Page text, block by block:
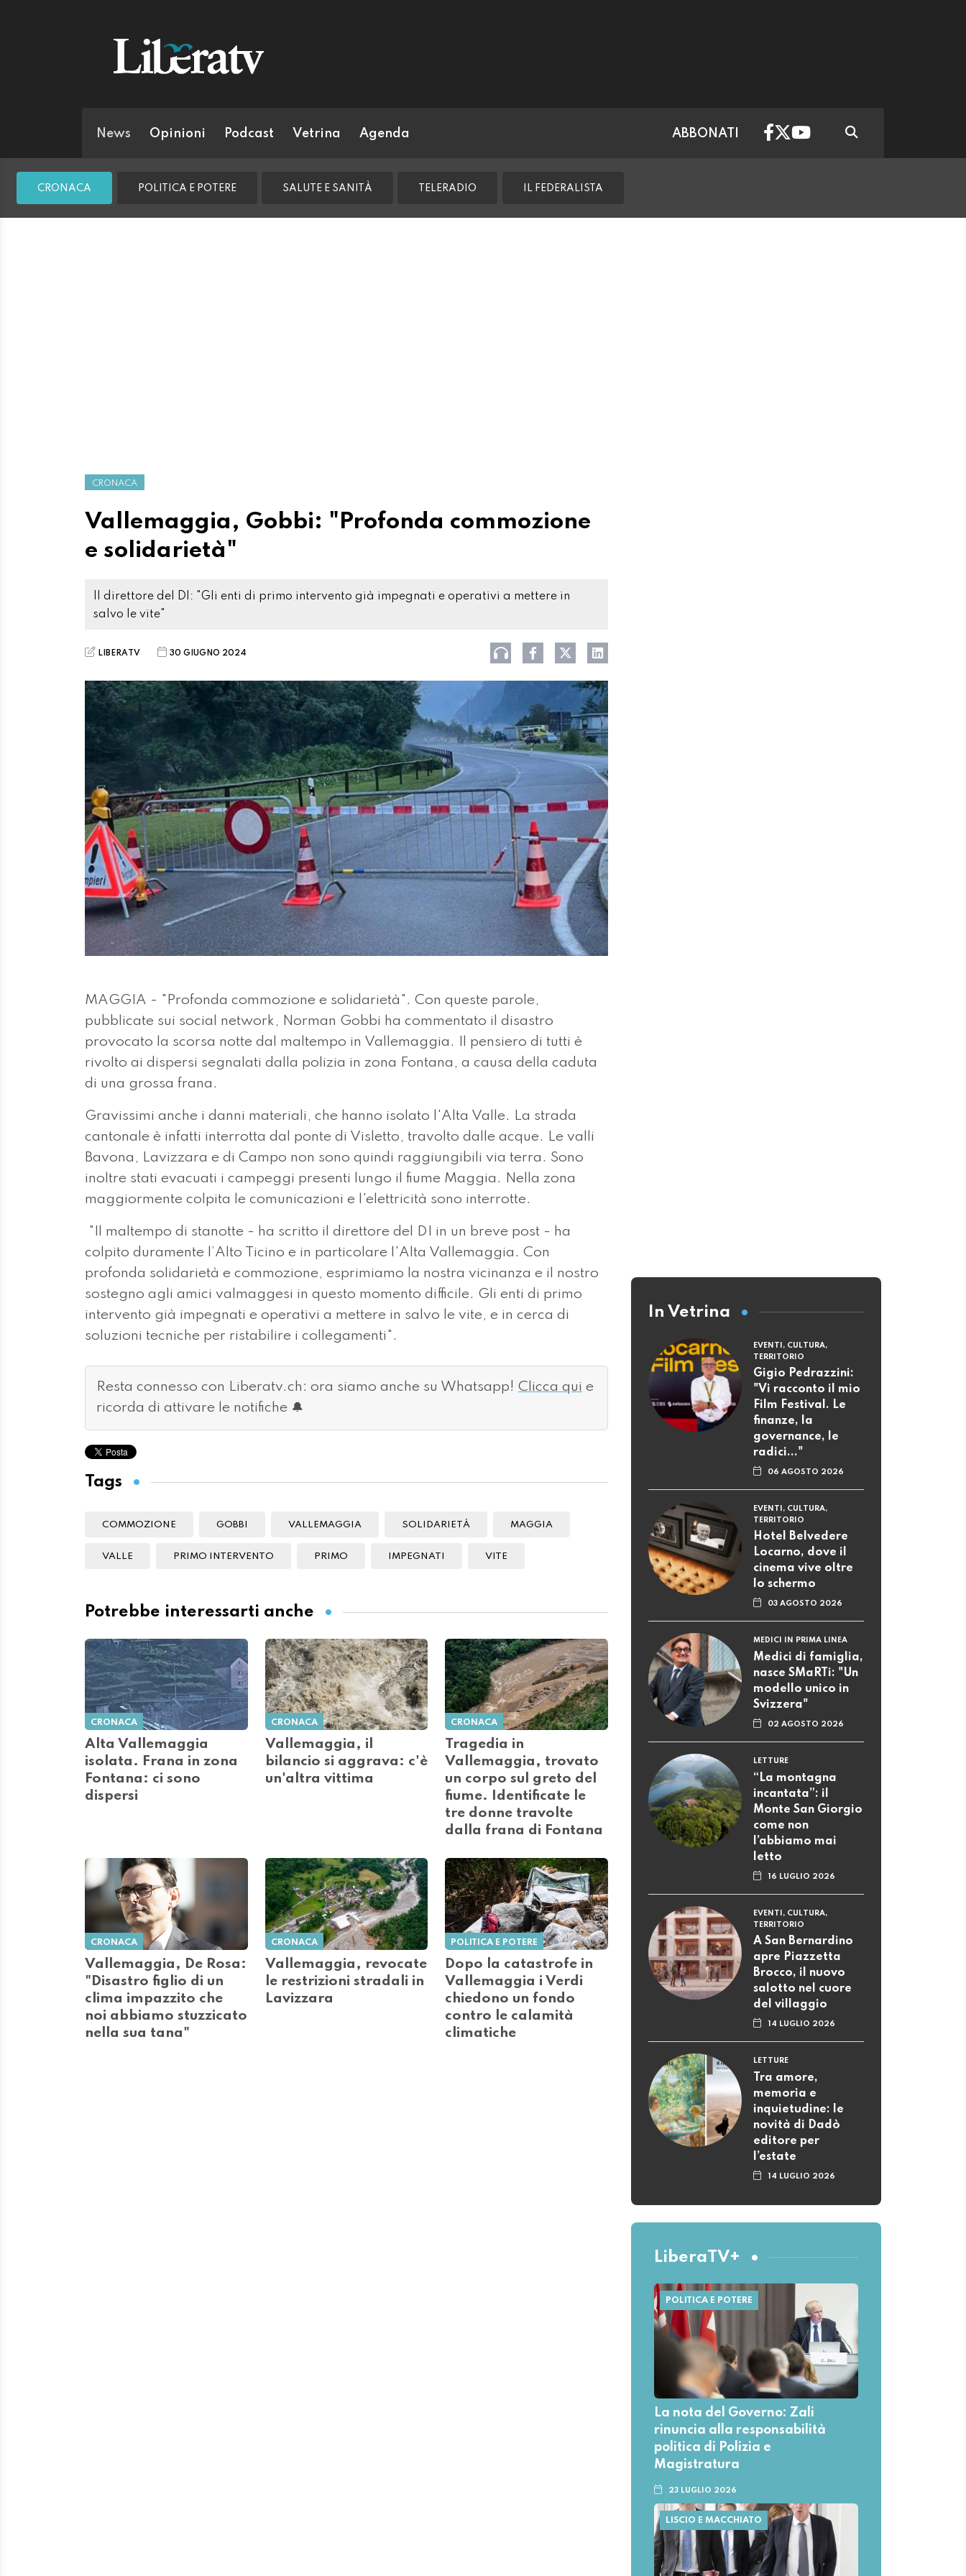
News Opinioni Podcast Vetrina Agenda ABBONATI
CRONACA POLITICA E POTERE SALUTE E SANITÀ TELERADIO IL FEDERALISTA
CRONACA
Vallemaggia, Gobbi: "Profonda commozione
e solidarietà"
Il direttore del DI: "Gli enti di primo intervento già impegnati e operativi a mettere in
salvo le vite"
LIBERATV 30 GIUGNO 2024
MAGGIA - "Profonda commozione e solidarietà". Con queste parole,
pubblicate sui social network, Norman Gobbi ha commentato il disastro
provocato la scorsa notte dal maltempo in Vallemaggia. Il pensiero di tutti è
rivolto ai dispersi segnalati dalla polizia in zona Fontana, a causa della caduta
di una grossa frana.
Gravissimi anche i danni materiali, che hanno isolato l'Alta Valle. La strada
cantonale è infatti interrotta dal ponte di Visletto, travolto dalle acque. Le valli
Bavona, Lavizzara e di Campo non sono quindi raggiungibili via terra. Sono
inoltre stati evacuati i campeggi presenti lungo il fiume Maggia. Nella zona
maggiormente colpita le comunicazioni e l'elettricità sono interrotte.
"Il maltempo di stanotte - ha scritto il direttore del DI in un breve post - ha
colpito duramente l’Alto Ticino e in particolare l'Alta Vallemaggia. Con
profonda solidarietà e commozione, esprimiamo la nostra vicinanza e il nostro
sostegno agli amici valmaggesi in questo momento difficile. Gli enti di primo
intervento già impegnati e operativi a mettere in salvo le vite, e in cerca di
soluzioni tecniche per ristabilire i collegamenti".
Resta connesso con Liberatv.ch: ora siamo anche su Whatsapp! Clicca qui e
ricorda di attivare le notifiche 🔔
Tags
COMMOZIONE GOBBI VALLEMAGGIA SOLIDARIETÀ MAGGIA
VALLE PRIMO INTERVENTO PRIMO IMPEGNATI VITE
Potrebbe interessarti anche
CRONACA
Alta Vallemaggia
isolata. Frana in zona
Fontana: ci sono
dispersi
CRONACA
Vallemaggia, il
bilancio si aggrava: c'è
un'altra vittima
CRONACA
Tragedia in
Vallemaggia, trovato
un corpo sul greto del
fiume. Identificate le
tre donne travolte
dalla frana di Fontana
CRONACA
Vallemaggia, De Rosa:
"Disastro figlio di un
clima impazzito che
noi abbiamo stuzzicato
nella sua tana"
CRONACA
Vallemaggia, revocate
le restrizioni stradali in
Lavizzara
POLITICA E POTERE
Dopo la catastrofe in
Vallemaggia i Verdi
chiedono un fondo
contro le calamità
climatiche
In Vetrina
EVENTI, CULTURA,
TERRITORIO
Gigio Pedrazzini:
"Vi racconto il mio
Film Festival. Le
finanze, la
governance, le
radici..."
06 AGOSTO 2026
EVENTI, CULTURA,
TERRITORIO
Hotel Belvedere
Locarno, dove il
cinema vive oltre
lo schermo
03 AGOSTO 2026
MEDICI IN PRIMA LINEA
Medici di famiglia,
nasce SMaRTi: "Un
modello unico in
Svizzera"
02 AGOSTO 2026
LETTURE
“La montagna
incantata”: il
Monte San Giorgio
come non
l’abbiamo mai
letto
16 LUGLIO 2026
EVENTI, CULTURA,
TERRITORIO
A San Bernardino
apre Piazzetta
Brocco, il nuovo
salotto nel cuore
del villaggio
14 LUGLIO 2026
LETTURE
Tra amore,
memoria e
inquietudine: le
novità di Dadò
editore per
l’estate
14 LUGLIO 2026
LiberaTV+
POLITICA E POTERE
La nota del Governo: Zali
rinuncia alla responsabilità
politica di Polizia e
Magistratura
23 LUGLIO 2026
LISCIO E MACCHIATO